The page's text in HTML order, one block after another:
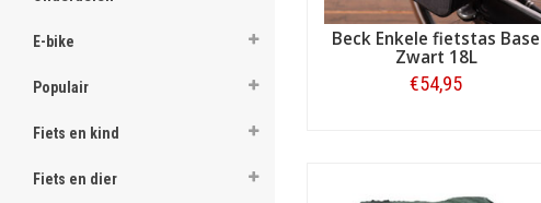
E-bike
Populair
Fiets en kind
Fiets en dier
.
.
.
Beck Enkele fietstas Base
Zwart 18L
€54,95